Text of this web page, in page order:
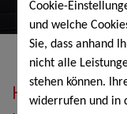
Cookie-
und welche
Sie, dass anhand
nicht alle
stehen können.
widerrufen und in
Heizöl,